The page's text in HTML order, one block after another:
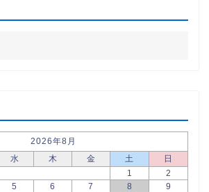
2026年8月
水 木 金 土
日
1
2
5 6 7 8
9